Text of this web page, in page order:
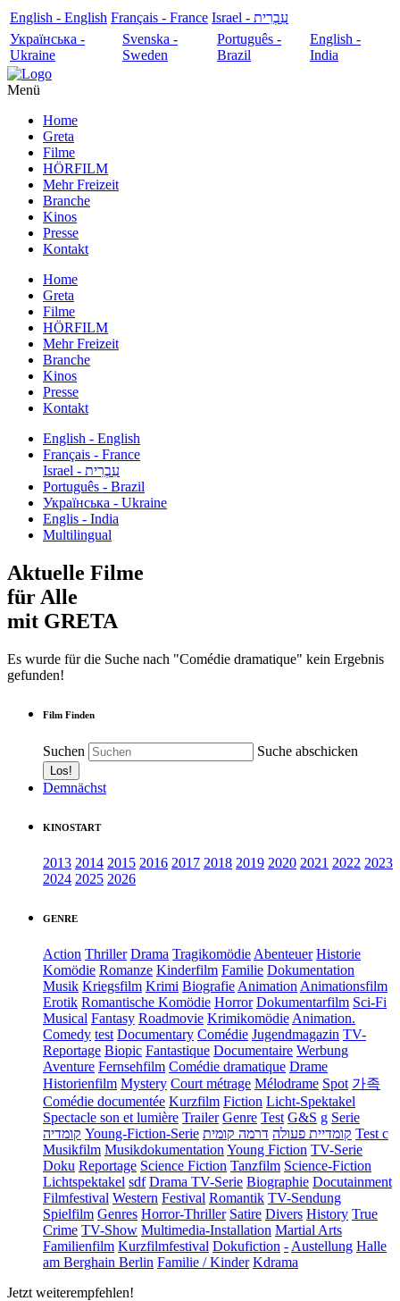
English - English Français - France
עִבְרִית - Israel
Українська -
Ukraine
Svenska -
Sweden
Português -
Brazil
English -
India
Menü
Home
Greta
Filme
HÖRFILM
Mehr Freizeit
Branche
Kinos
Presse
Kontakt
Home
Greta
Filme
HÖRFILM
Mehr Freizeit
Branche
Kinos
Presse
Kontakt
English - English
Français - France
עִבְרִית - Israel
Português - Brazil
Українська - Ukraine
Englis - India
Multilingual
Aktuelle Filme
für Alle
mit GRETA
Es wurde für die Suche nach "Comédie dramatique" kein Ergebnis
gefunden!
Film Finden
Suchen Suche abschicken
Demnächst
KINOSTART
2013 2014 2015 2016 2017 2018 2019 2020 2021 2022 2023
2024 2025 2026
GENRE
Action Thriller Drama Tragikomödie Abenteuer Historie
Komödie Romanze Kinderfilm Familie Dokumentation
Musik Kriegsfilm Krimi Biografie Animation Animationsfilm
Erotik Romantische Komödie Horror Dokumentarfilm Sci-Fi
Musical Fantasy Roadmovie Krimikomödie Animation.
Comedy test Documentary Comédie Jugendmagazin TV-
Reportage Biopic Fantastique Documentaire Werbung
Aventure Fernsehfilm Comédie dramatique Drame
Historienfilm Mystery Court métrage Mélodrame Spot 가족
Comédie documentée Kurzfilm Fiction Licht-Spektakel
Spectacle son et lumière Trailer Genre Test G&S g Serie
קומדיה Young-Fiction-Serie קומדיית פעולה דרמה קומית
Test c
Musikfilm Musikdokumentation Young Fiction TV-Serie
Doku Reportage Science Fiction Tanzfilm Science-Fiction
Lichtspektakel sdf Drama TV-Serie Biographie Docutainment
Filmfestival Western Festival Romantik TV-Sendung
Spielfilm Genres Horror-Thriller Satire Divers History True
Crime TV-Show Multimedia-Installation Martial Arts
Familienfilm Kurzfilmfestival Dokufiction - Austellung Halle
am Berghain Berlin Familie / Kinder Kdrama
Jetzt weiterempfehlen!